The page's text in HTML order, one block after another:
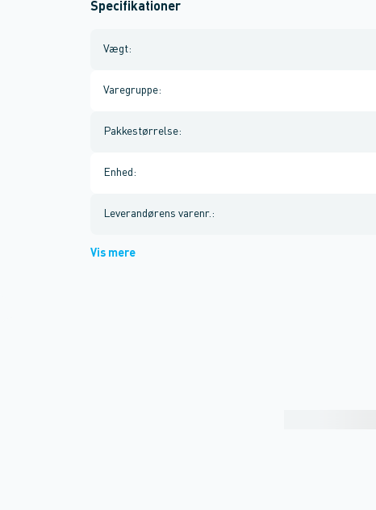
Specifikationer
Vægt:
Varegruppe:
Pakkestørrelse:
Enhed :
Leverandørens varenr. :
Vis mere